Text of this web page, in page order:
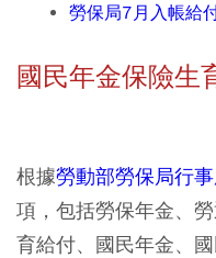
勞保局7月入帳給
國民年金保險生
根據勞動部勞保局行
項，包括勞保年金、
育給付、國民年金、國